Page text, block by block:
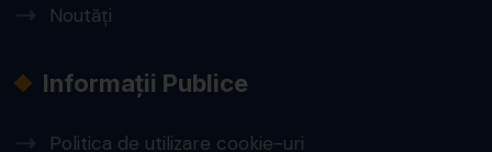
Noutăți
Informații Publice
Politica de utilizare cookie-uri